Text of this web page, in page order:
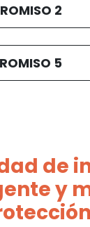
2
5
de
y